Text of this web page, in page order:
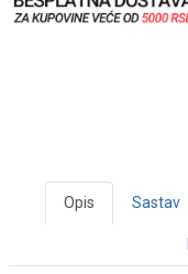
Opis Sastav